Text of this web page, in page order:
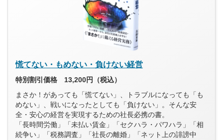
慌てない・もめない・負けない経営
特別割引価格 13,200円（税込）
まさか！があっても「慌てない」、トラブルになっても「も
めない」、戦いになったとしても「負けない」。そんな安
全・安心の経営を実現するための社長必携の書。
「長時間労働」「未払い賃金」「セクハラ・パワハラ」「相
続争い」「税務調査」「社長の離婚」「ネット上の誹謗中